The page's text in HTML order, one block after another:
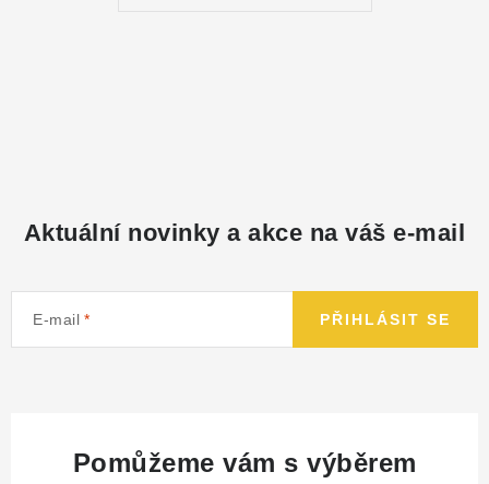
Aktuální novinky a akce na váš e-mail
E-mail PŘIHLÁSIT SE
Pomůžeme vám s výběrem